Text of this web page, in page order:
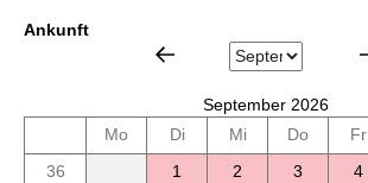
Ankunft
September 2026
Mo
Di Mi Do Fr
36
1 2 3 4